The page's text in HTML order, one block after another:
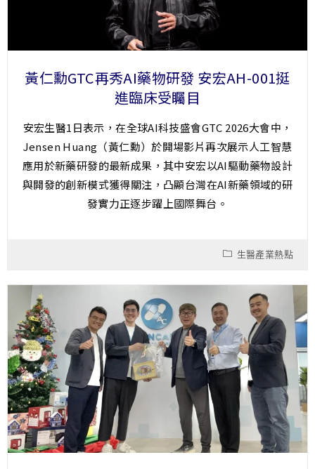
黃仁勳GTC再秀AI藥物研發 安宏AH-001挺
進臨床受矚目
安宏生醫1日表示，在全球AI科技盛會GTC 2026大會中，
Jensen Huang（黃仁勳）於開場影片再次展示人工智慧
應用於新藥研發的最新成果，其中安宏以AI驅動藥物設計
與開發的創新模式獲得關注，凸顯台灣在AI新藥領域的研
發實力正逐步躍上國際舞台。
生醫產業熱點